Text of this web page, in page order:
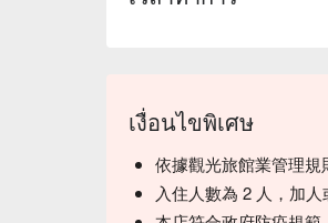
เงื่อนไขพิเศษ
依據觀光旅館業管理規
入住人數為 2 人，加人